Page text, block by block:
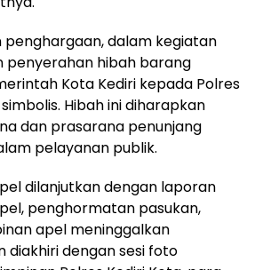
penghargaan, dalam kegiatan
penyerahan hibah barang
Kota Kediri kepada Polres
Hibah ini diharapkan
dan prasarana penunjang
pelayanan publik.
dilanjutkan dengan laporan
penghormatan pasukan,
apel meninggalkan
diakhiri dengan sesi foto